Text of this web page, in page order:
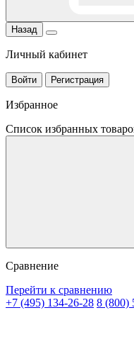
Назад
Личный кабинет
Войти Регистрация
Избранное
Список избранных
Сравнение
Перейти к сравнению
+7 (495) 134-26-28 8 (800)